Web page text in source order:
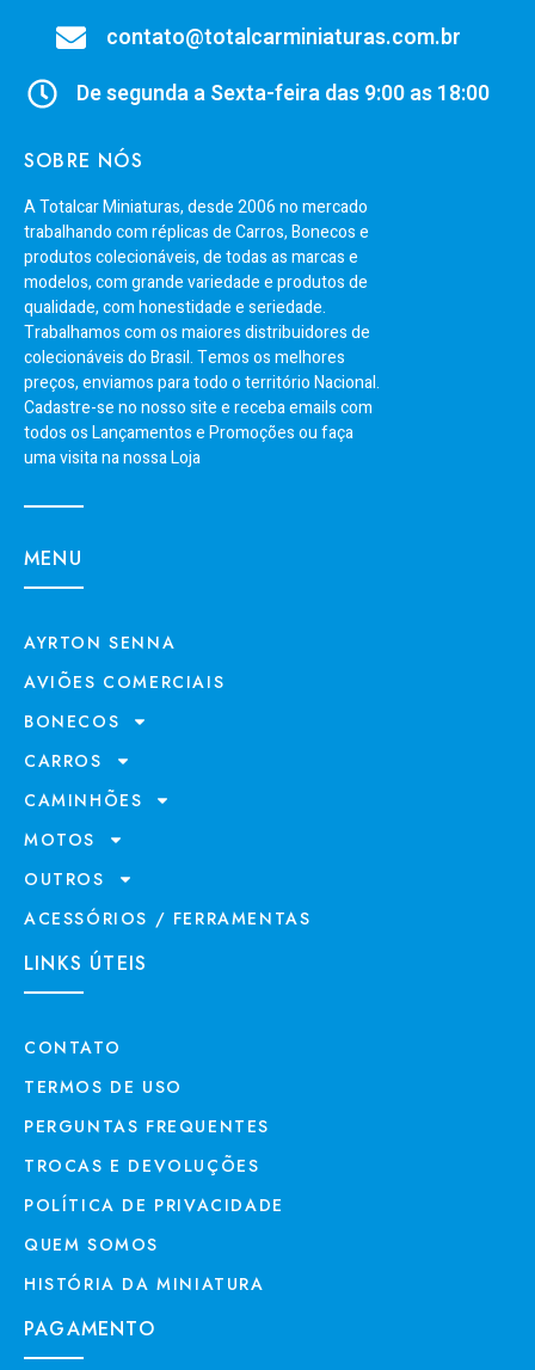
contato@totalcarminiaturas.com.br
De segunda a Sexta-feira das 9:00 as 18:00
SOBRE NÓS
A Totalcar Miniaturas, desde 2006 no mercado
trabalhando com réplicas de Carros, Bonecos e
produtos colecionáveis, de todas as marcas e
modelos, com grande variedade e produtos de
qualidade, com honestidade e seriedade.
Trabalhamos com os maiores distribuidores de
colecionáveis do Brasil. Temos os melhores
preços, enviamos para todo o território Nacional.
Cadastre-se no nosso site e receba emails com
todos os Lançamentos e Promoções ou faça
uma visita na nossa Loja
MENU
AYRTON SENNA
AVIÕES COMERCIAIS
BONECOS
CARROS
CAMINHÕES
MOTOS
OUTROS
ACESSÓRIOS / FERRAMENTAS
LINKS ÚTEIS
CONTATO
TERMOS DE USO
PERGUNTAS FREQUENTES
TROCAS E DEVOLUÇÕES
POLÍTICA DE PRIVACIDADE
QUEM SOMOS
HISTÓRIA DA MINIATURA
PAGAMENTO